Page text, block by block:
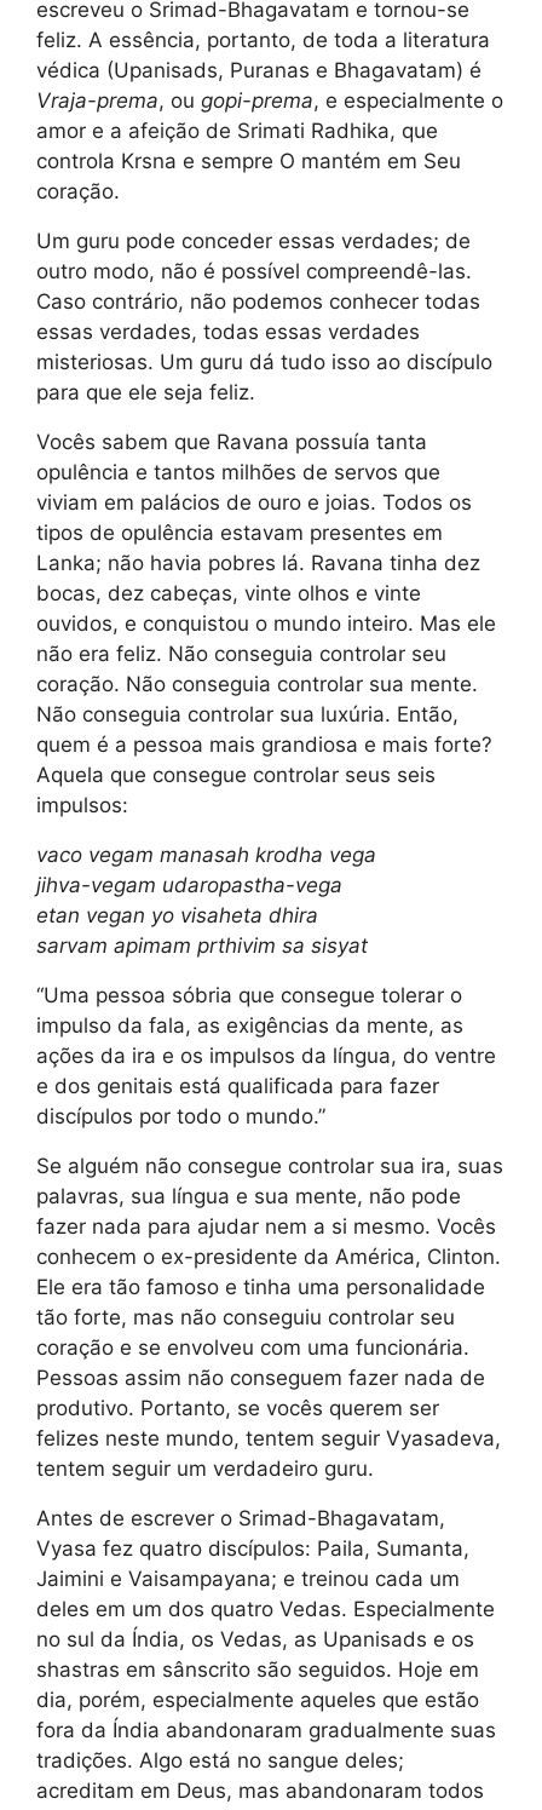
escreveu o Srimad-Bhagavatam e tornou-se
feliz. A essência, portanto, de toda a literatura
védica (Upanisads, Puranas e Bhagavatam) é
Vraja-prema, ou gopi-prema, e especialmente o
amor e a afeição de Srimati Radhika, que
controla Krsna e sempre O mantém em Seu
coração.
Um guru pode conceder essas verdades; de
outro modo, não é possível compreendê-las.
Caso contrário, não podemos conhecer todas
essas verdades, todas essas verdades
misteriosas. Um guru dá tudo isso ao discípulo
para que ele seja feliz.
Vocês sabem que Ravana possuía tanta
opulência e tantos milhões de servos que
viviam em palácios de ouro e joias. Todos os
tipos de opulência estavam presentes em
Lanka; não havia pobres lá. Ravana tinha dez
bocas, dez cabeças, vinte olhos e vinte
ouvidos, e conquistou o mundo inteiro. Mas ele
não era feliz. Não conseguia controlar seu
coração. Não conseguia controlar sua mente.
Não conseguia controlar sua luxúria. Então,
quem é a pessoa mais grandiosa e mais forte?
Aquela que consegue controlar seus seis
impulsos:
vaco vegam manasah krodha vega
jihva-vegam udaropastha-vega
etan vegan yo visaheta dhira
sarvam apimam prthivim sa sisyat
“Uma pessoa sóbria que consegue tolerar o
impulso da fala, as exigências da mente, as
ações da ira e os impulsos da língua, do ventre
e dos genitais está qualificada para fazer
discípulos por todo o mundo.”
Se alguém não consegue controlar sua ira, suas
palavras, sua língua e sua mente, não pode
fazer nada para ajudar nem a si mesmo. Vocês
conhecem o ex-presidente da América, Clinton.
Ele era tão famoso e tinha uma personalidade
tão forte, mas não conseguiu controlar seu
coração e se envolveu com uma funcionária.
Pessoas assim não conseguem fazer nada de
produtivo. Portanto, se vocês querem ser
felizes neste mundo, tentem seguir Vyasadeva,
tentem seguir um verdadeiro guru.
Antes de escrever o Srimad-Bhagavatam,
Vyasa fez quatro discípulos: Paila, Sumanta,
Jaimini e Vaisampayana; e treinou cada um
deles em um dos quatro Vedas. Especialmente
no sul da Índia, os Vedas, as Upanisads e os
shastras em sânscrito são seguidos. Hoje em
dia, porém, especialmente aqueles que estão
fora da Índia abandonaram gradualmente suas
tradições. Algo está no sangue deles;
acreditam em Deus, mas abandonaram todos